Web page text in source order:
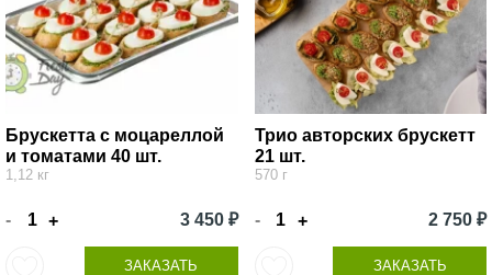
Брускетта с моцареллой
и томатами 40 шт.
1,12 кг
- + 3 450 ₽
ЗАКАЗАТЬ
Трио авторских брускетт
21 шт.
570 г
- + 2 750 ₽
ЗАКАЗАТЬ